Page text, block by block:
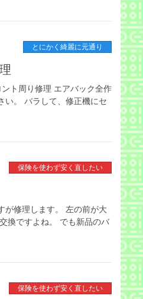
とにかく綺麗に元通り
ト周り修理 エアバック全作
い。 バラして、修正機にセ
保険を使わず安く直したい
が修理します。 左の前が大
換ですよね。 でも新品のバ
保険を使わず安く直したい